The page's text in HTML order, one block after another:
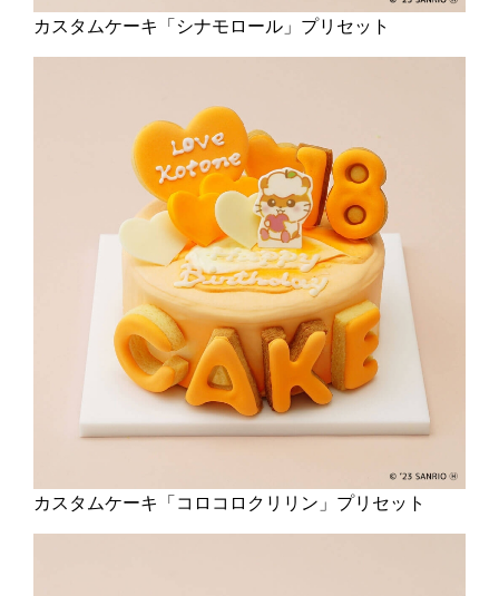
カスタムケーキ「シナモロール」プリセット
カスタムケーキ「コロコロクリリン」プリセット